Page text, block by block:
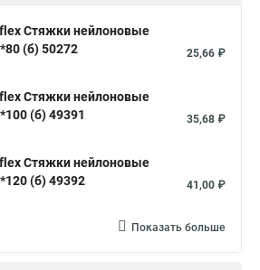
стяжки труб Стяжки магазин
Хомут стяжка саморез
Хорошие стяжки
Стяжки нейлоновые
(б) 50272
25,66 ₽
Стяжки нейлоновые
(б) 49391
35,68 ₽
Стяжки нейлоновые
(б) 49392
41,00 ₽
Показать больше